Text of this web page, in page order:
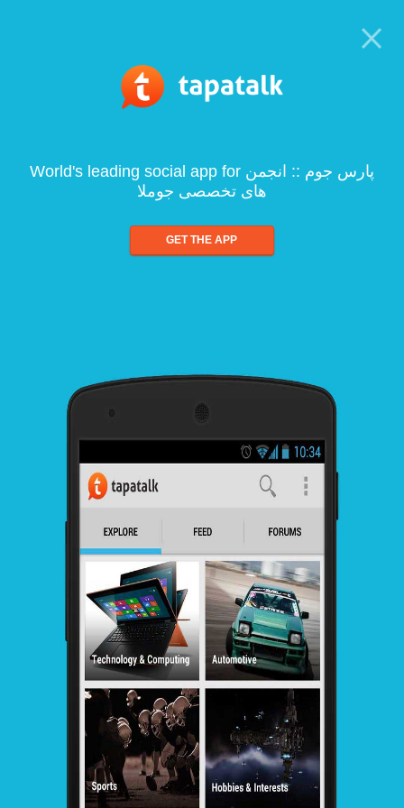
World's leading social app for پارس جوم :: انجمن
های تخصصی جوملا
GET THE APP